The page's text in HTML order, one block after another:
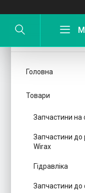
Головна
Товари
Запчастини на
Запчастини до
Wirax
Гідравліка
Запчастини до